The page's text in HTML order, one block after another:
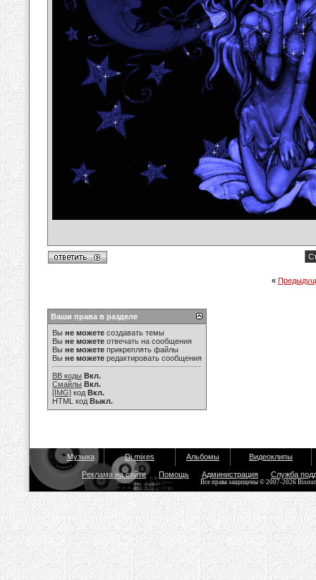
«
Ваши права в разделе
Вы не можете создавать темы
Вы не можете отвечать на сообщения
Вы не можете прикреплять файлы
Вы не можете редактировать сообщения
BB коды Вкл.
Смайлы Вкл.
[IMG] код Вкл.
HTML код Выкл.
Музыка Dj mixes Альбомы Видеоклипы
Реклама на сайте Помощь Администрация Служба
Все права защищены © 2007-2026